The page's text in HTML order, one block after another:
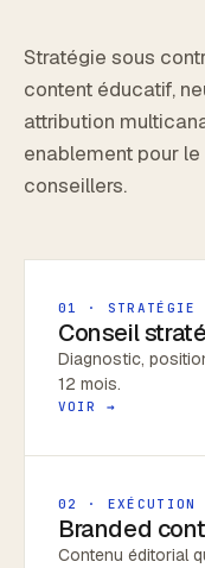
Stratégie sous
content éducatif,
attribution
enablement pour
conseillers.
01 · STRATÉGIE
Conseil
Diagnostic,
12 mois.
VOIR →
02 · EXÉCUTION
Branded
Contenu éditorial